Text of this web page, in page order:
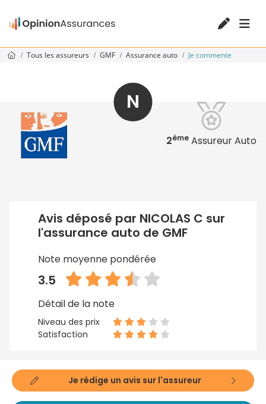
Tous les assureurs GMF Assurance auto Je commente
N
Avis déposé par NICOLAS C sur
l'assurance auto de GMF
Note moyenne pondérée
3.5
Détail de la note
Niveau des prix
Satisfaction
2ème Assureur Auto
Je rédige un avis sur l'assureur